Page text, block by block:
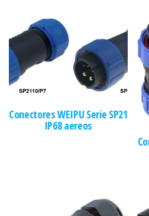
Conectores WEIPU Serie SP21
IP68 aereos